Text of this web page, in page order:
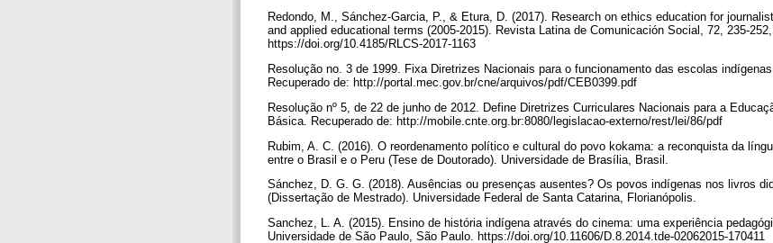
Redondo, M., Sánchez-Garcia, P., & Etura, D. (2017). Research on ethics education for
and applied educational terms (2005-2015). Revista Latina de Comunicación Social, 72, 235-
https://doi.org/10.4185/RLCS-2017-1163
Resolução no. 3 de 1999. Fixa Diretrizes Nacionais para o funcionamento das escolas
Recuperado de: http://portal.mec.gov.br/cne/arquivos/pdf/CEB0399.pdf
Resolução nº 5, de 22 de junho de 2012. Define Diretrizes Curriculares Nacionais para a
Básica. Recuperado de: http://mobile.cnte.org.br:8080/legislacao-externo/rest/lei/86/pdf
Rubim, A. C. (2016). O reordenamento político e cultural do povo kokama: a reconquista da
entre o Brasil e o Peru (Tese de Doutorado). Universidade de Brasília, Brasil.
Sánchez, D. G. G. (2018). Ausências ou presenças ausentes? Os povos indígenas nos livros
(Dissertação de Mestrado). Universidade Federal de Santa Catarina, Florianópolis.
Sanchez, L. A. (2015). Ensino de história indígena através do cinema: uma experiência
Universidade de São Paulo, São Paulo. https://doi.org/10.11606/D.8.2014.tde-02062015-170411